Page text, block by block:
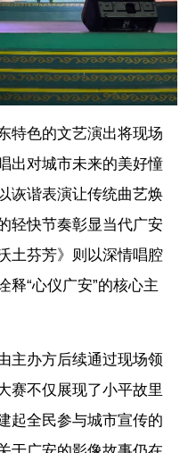
特色的文艺演出将现场
出对城市未来的美好憧
诙谐表演让传统曲艺焕
轻快节奏彰显当代广安
土芬芳》则以深情唱腔
释“心仪广安”的核心主
主办方后续通过现场领
赛不仅展现了小平故里
起全民参与城市宣传的